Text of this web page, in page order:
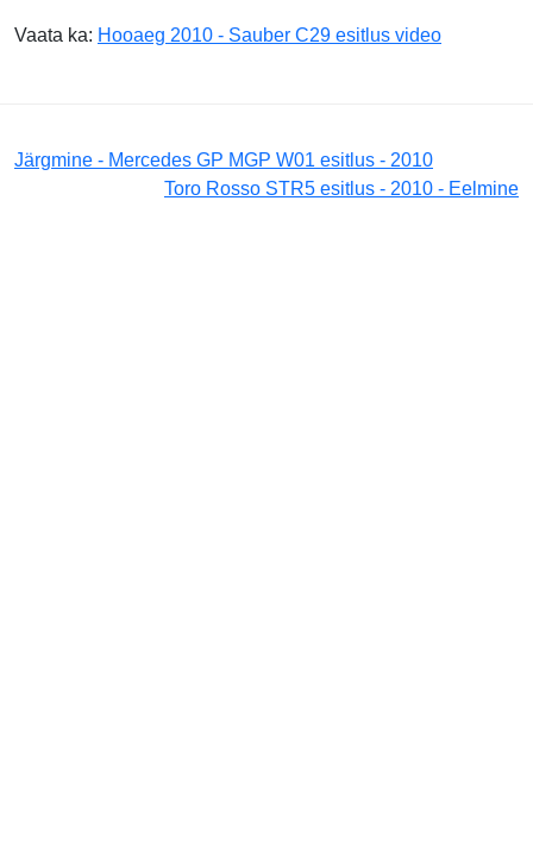
Vaata ka: Hooaeg 2010 - Sauber C29 esitlus video
Järgmine - Mercedes GP MGP W01 esitlus - 2010
Toro Rosso STR5 esitlus - 2010 - Eelmine